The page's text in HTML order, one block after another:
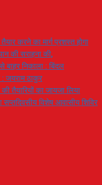
करने का मार्ग प्रशस्त होगा
की सराहना की,
बाहर निकाला : बिंदल
: जयराम ठाकुर
तैयारियों का जायजा लिया
सप्तदिवसीय विशेष आवासीय शिविर